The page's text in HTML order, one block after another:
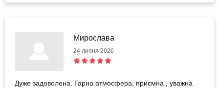
Мирослава
24 липня 2026
Дуже задоволена. Гарна атмосфера, приємна , уважна